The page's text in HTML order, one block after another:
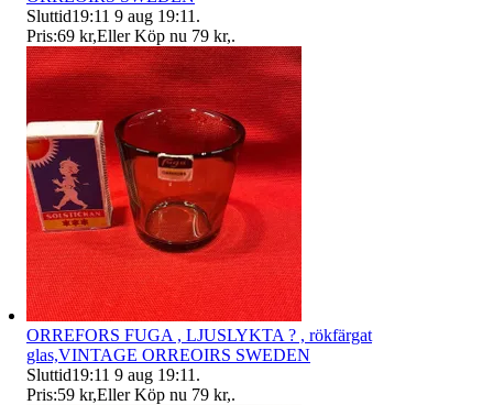
Sluttid19:11 9 aug 19:11 .
Pris:69 kr,Eller Köp nu 79 kr,.
ORREFORS FUGA , LJUSLYKTA ? , rökfärgat
glas,VINTAGE ORREOIRS SWEDEN
Sluttid19:11 9 aug 19:11 .
Pris:59 kr,Eller Köp nu 79 kr,.